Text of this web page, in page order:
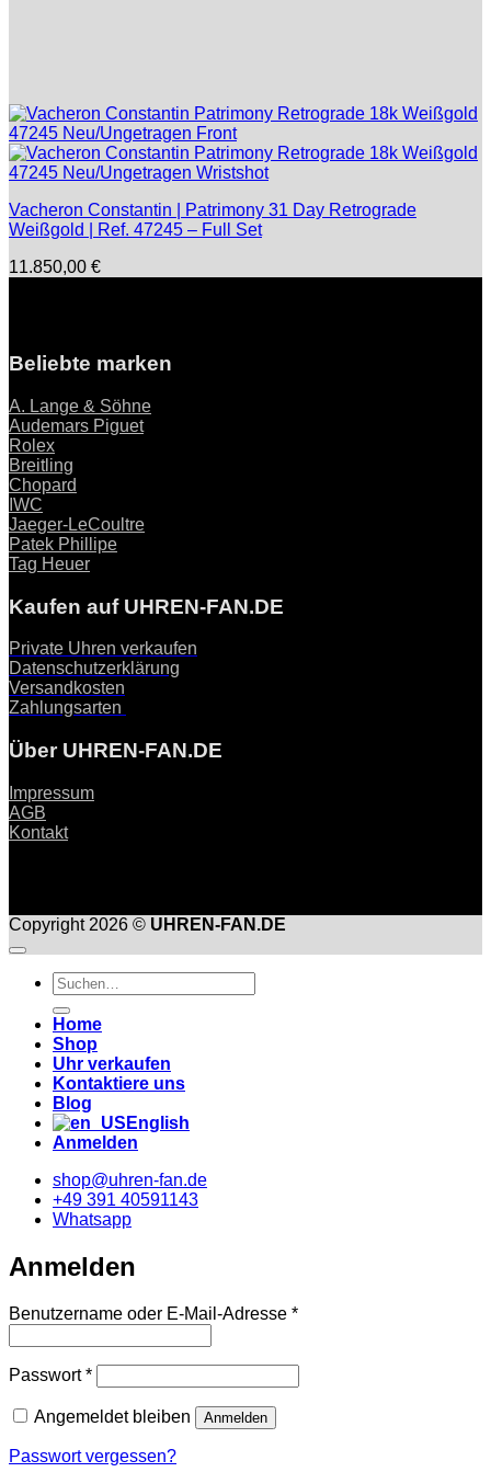
Vacheron Constantin | Patrimony 31 Day Retrograde
Weißgold | Ref. 47245 – Full Set
11.850,00 €
Beliebte marken
A. Lange & Söhne
Audemars Piguet
Rolex
Breitling
Chopard
IWC
Jaeger-LeCoultre
Patek Phillipe
Tag Heuer
Kaufen auf UHREN-FAN.DE
Private Uhren verkaufen
Datenschutzerklärung
Versandkosten
Zahlungsarten
Über UHREN-FAN.DE
Impressum
AGB
Kontakt
Copyright 2026 © UHREN-FAN.DE
Suche
nach:
Home
Shop
Uhr verkaufen
Kontaktiere uns
Blog
English
Anmelden
shop@uhren-fan.de
+49 391 40591143
Whatsapp
Anmelden
Benutzername oder E-Mail-Adresse *Erforderlich
Passwort*Erforderlich
Angemeldet bleiben Anmelden
Passwort vergessen?